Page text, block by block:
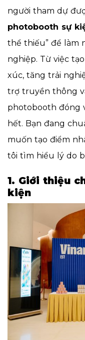
người tham dự
photobooth sự
thể thiếu” để làm
nghiệp. Từ việc
xúc, tăng trải
trợ truyền thông
photobooth đóng
hết. Bạn đang
muốn tạo điểm
tôi tìm hiểu lý do
1. Giới thiệu
kiện